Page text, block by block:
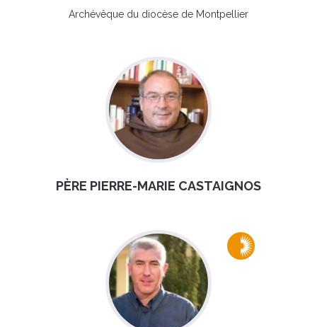
Archévêque du diocèse de Montpellier
PÈRE PIERRE-MARIE CASTAIGNOS